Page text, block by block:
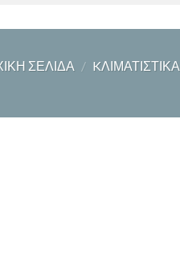
ΣΕΛΊΔΑ / KΛΙΜΑΤΙΣΤΙΚΆ